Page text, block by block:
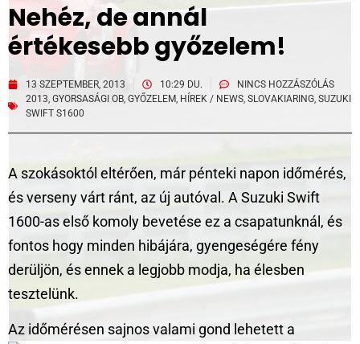
Nehéz, de annál
értékesebb győzelem!
13 SZEPTEMBER, 2013 10:29 DU.
NINCS HOZZÁSZÓLÁS
2013, GYORSASÁGI OB, GYŐZELEM, HÍREK / NEWS, SLOVAKIARING, SUZUKI
SWIFT S1600
A szokásoktól eltérően, már pénteki napon időmérés,
és verseny várt ránt, az új autóval. A Suzuki Swift
1600-as első komoly bevetése ez a csapatunknál, és
fontos hogy minden hibájára, gyengeségére fény
derüljön, és ennek a legjobb modja, ha élesben
tesztelünk.
Az időmérésen sajnos valami gond lehetett a